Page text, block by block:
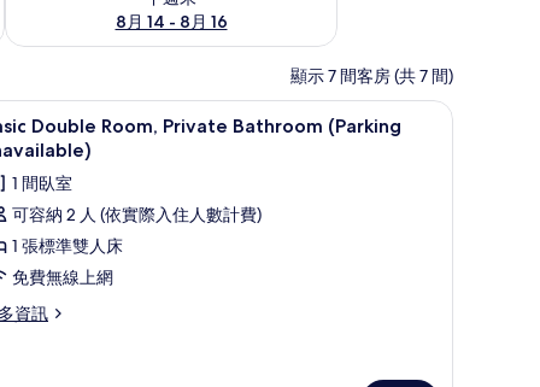
8月 14 - 8月 16
顯示 7 間客房 (共 7 間)
1
Double Room, Private Bathroom (Parking
1 間臥室
可容納 2 人 (依實際入住人數計費)
1 張標準雙人床
免費無線上網
資訊